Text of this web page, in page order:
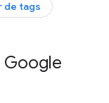
de tags